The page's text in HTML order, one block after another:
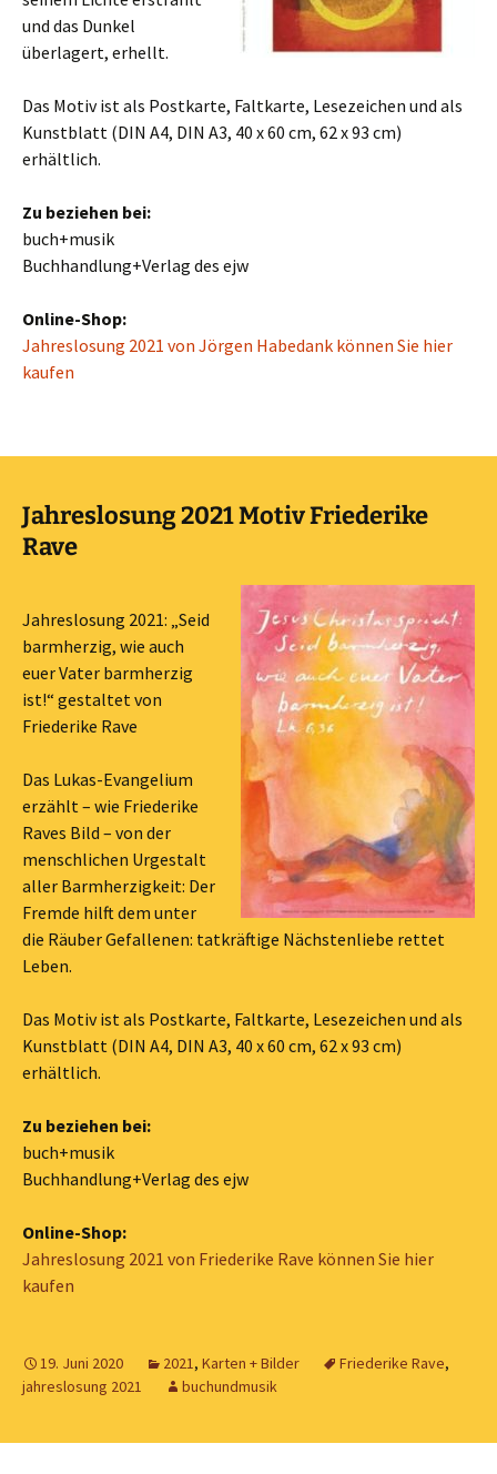
und das Dunkel
überlagert, erhellt.
Das Motiv ist als Postkarte, Faltkarte, Lesezeichen und als
Kunstblatt (DIN A4, DIN A3, 40 x 60 cm, 62 x 93 cm)
erhältlich.
Zu beziehen bei:
buch+musik
Buchhandlung+Verlag des ejw
Online-Shop:
Jahreslosung 2021 von Jörgen Habedank können Sie hier
kaufen
Jahreslosung 2021 Motiv Friederike
Rave
Jahreslosung 2021: „Seid
barmherzig, wie auch
euer Vater barmherzig
ist!“ gestaltet von
Friederike Rave
Das Lukas-Evangelium
erzählt – wie Friederike
Raves Bild – von der
menschlichen Urgestalt
aller Barmherzigkeit: Der
Fremde hilft dem unter
die Räuber Gefallenen: tatkräftige Nächstenliebe rettet
Leben.
Das Motiv ist als Postkarte, Faltkarte, Lesezeichen und als
Kunstblatt (DIN A4, DIN A3, 40 x 60 cm, 62 x 93 cm)
erhältlich.
Zu beziehen bei:
buch+musik
Buchhandlung+Verlag des ejw
Online-Shop:
Jahreslosung 2021 von Friederike Rave können Sie hier
kaufen
19. Juni 2020 2021, Karten + Bilder Friederike Rave,
jahreslosung 2021
buchundmusik